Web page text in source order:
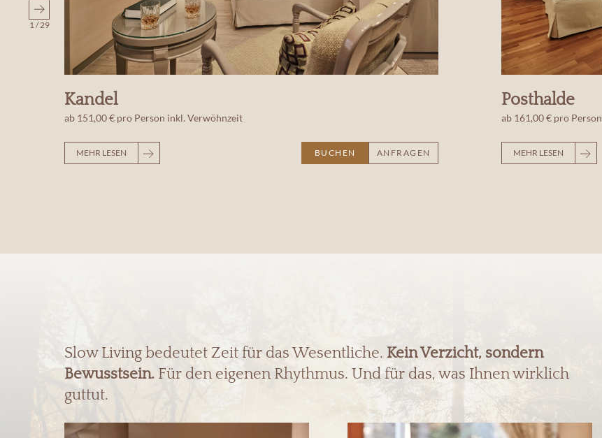
Kandel
ab 151,00 € pro Person inkl. Verwöhnzeit
MEHR LESEN BUCHEN ANFRAGEN
Posthalde
ab 161,00 € pro Person
MEHR LESEN
1/29
Slow Living bedeutet Zeit für das Wesentliche. Kein Verzicht, sondern
Bewusstsein. Für den eigenen Rhythmus. Und für das, was Ihnen wirklich
guttut.